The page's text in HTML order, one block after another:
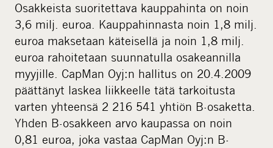
Osakkeista suoritettava kauppahinta on noin
3,6 milj. euroa. Kauppahinnasta noin 1,8 milj.
euroa maksetaan käteisellä ja noin 1,8 milj.
euroa rahoitetaan suunnatulla osakeannilla
myyjille. CapMan Oyj:n hallitus on 20.4.2009
päättänyt laskea liikkeelle tätä tarkoitusta
varten yhteensä 2 216 541 yhtiön B-osaketta.
Yhden B-osakkeen arvo kaupassa on noin
0,81 euroa, joka vastaa CapMan Oyj:n B-